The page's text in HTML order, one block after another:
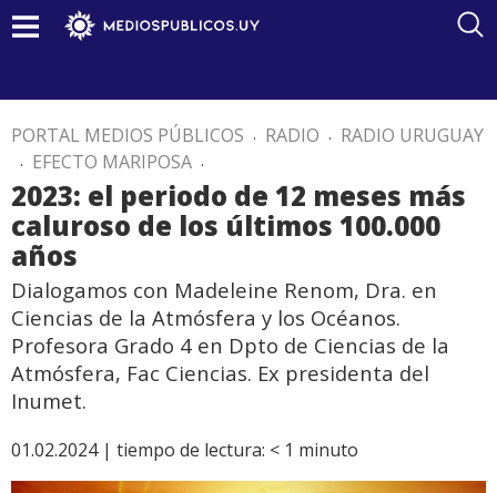
PORTAL MEDIOS PÚBLICOS . RADIO . RADIO URUGUAY
. EFECTO MARIPOSA .
2023: el periodo de 12 meses más
caluroso de los últimos 100.000
años
Dialogamos con Madeleine Renom, Dra. en
Ciencias de la Atmósfera y los Océanos.
Profesora Grado 4 en Dpto de Ciencias de la
Atmósfera, Fac Ciencias. Ex presidenta del
Inumet.
01.02.2024 | tiempo de lectura: < 1 minuto